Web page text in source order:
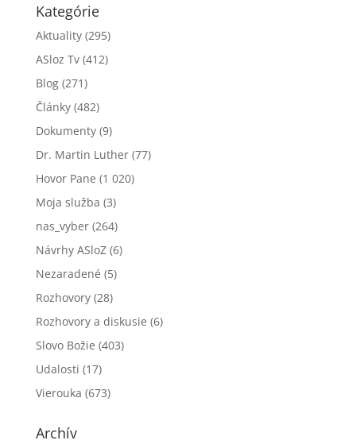
Kategórie
Aktuality(295)
ASloz Tv(412)
Blog(271)
Články(482)
Dokumenty(9)
Dr. Martin Luther(77)
Hovor Pane (1 020)
Moja služba (3)
nas_vyber(264)
Návrhy ASloZ(6)
Nezaradené (5)
Rozhovory(28)
Rozhovory a diskusie (6)
Slovo Božie (403)
Udalosti (17)
Vierouka (673)
Archív